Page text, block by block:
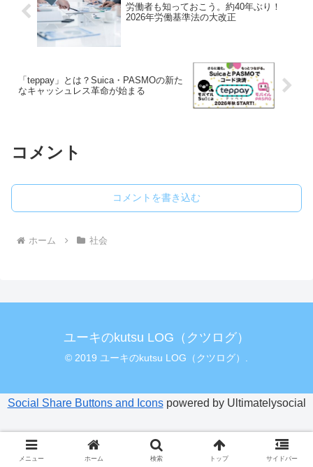
労働者も知っておこう。約40年ぶり！
2026年労働基準法の大改正
「teppay」とは？Suica・PASMOの新た
なキャッシュレス革命が始まる
コメント
コメントを書き込む
ホーム 社会
ユーキのkutsu LOG（クツログ）
© 2019 ユーキのkutsu LOG（クツログ）.
メニュー ホーム 検索 トップ サイドバー
Social Share Buttons and Iconspowered by Ultimatelysocial